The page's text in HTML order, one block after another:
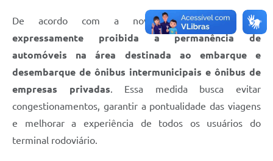
De acordo com a nova determinação,
fica
expressamente proibida a permanência de
automóveis na área destinada ao embarque e
desembarque de ônibus intermunicipais e ônibus de
empresas privadas . Essa medida busca evitar
congestionamentos, garantir a pontualidade das viagens
e melhorar a experiência de todos os usuários do
terminal rodoviário.